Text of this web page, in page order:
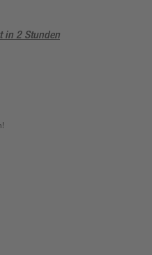
in 2 Stunden